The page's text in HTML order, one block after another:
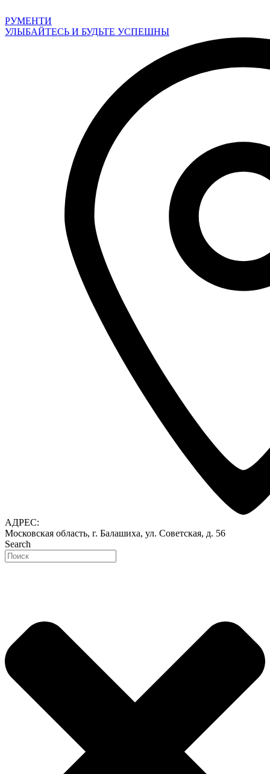
к
содержимому
РУМЕНТИ
УЛЫБАЙТЕСЬ И БУДЬТЕ УСПЕШНЫ
АДРЕС:
Московская область, г. Балашиха, ул. Советская, д. 56
Search